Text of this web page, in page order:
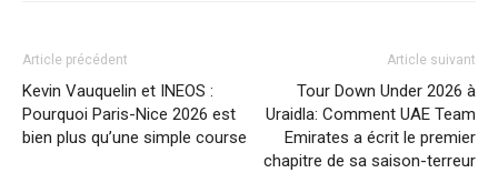
Article précédent
Kevin Vauquelin et INEOS :
Pourquoi Paris-Nice 2026 est
bien plus qu’une simple course
Article suivant
Tour Down Under 2026 à
Uraidla: Comment UAE Team
Emirates a écrit le premier
chapitre de sa saison-terreur